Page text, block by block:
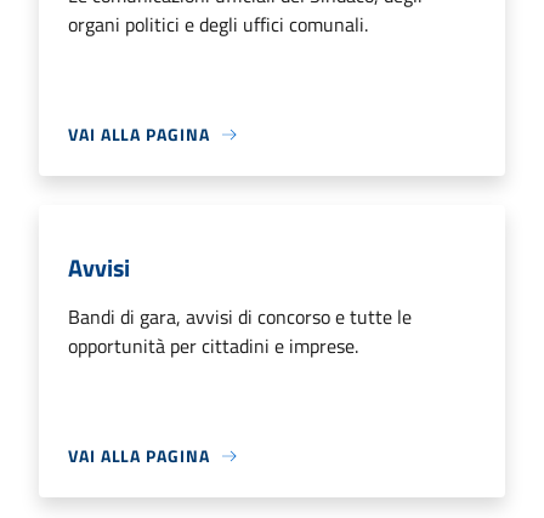
organi politici e degli uffici comunali.
VAI ALLA PAGINA
Avvisi
Bandi di gara, avvisi di concorso e tutte le
opportunità per cittadini e imprese.
VAI ALLA PAGINA